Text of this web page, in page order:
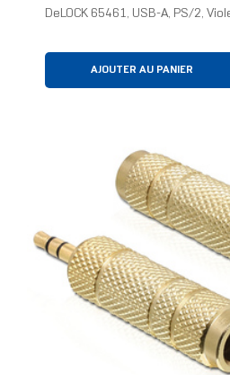
DeLOCK 65461, USB-A, PS/2,
AJOUTER AU PANIER